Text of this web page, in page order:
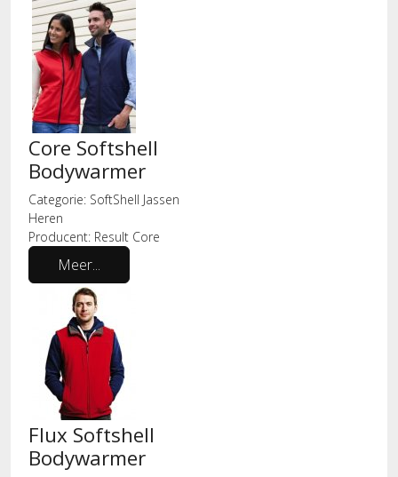
Core Softshell
Bodywarmer
Categorie: SoftShell Jassen
Heren
Producent: Result Core
Meer...
Flux Softshell
Bodywarmer